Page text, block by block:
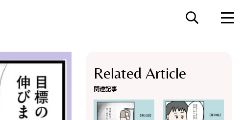
Related Article
関連記事